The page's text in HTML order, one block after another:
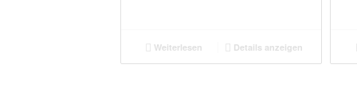
Weiterlesen Details anzeigen